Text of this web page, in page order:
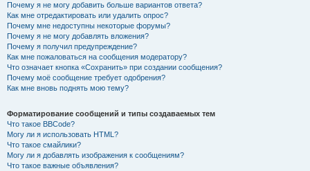
Почему я не могу добавить больше вариантов ответа?
Как мне отредактировать или удалить опрос?
Почему мне недоступны некоторые форумы?
Почему я не могу добавлять вложения?
Почему я получил предупреждение?
Как мне пожаловаться на сообщения модератору?
Что означает кнопка «Сохранить» при создании сообщения?
Почему моё сообщение требует одобрения?
Как мне вновь поднять мою тему?
Форматирование сообщений и типы создаваемых тем
Что такое BBCode?
Могу ли я использовать HTML?
Что такое смайлики?
Могу ли я добавлять изображения к сообщениям?
Что такое важные объявления?